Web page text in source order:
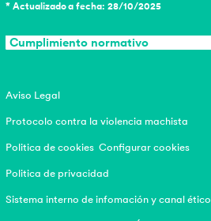
* Actualizado a fecha: 28/10/2025
Cumplimiento normativo
Aviso Legal
Protocolo contra la violencia machista
Politica de cookies Configurar cookies
Politica de privacidad
Sistema interno de infomación y canal ético